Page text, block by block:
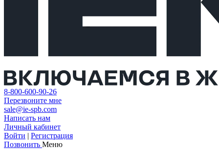
8-800-600-90-26
Перезвоните мне
sale@ie-spb.com
Написать нам
Личный кабинет
Войти | Регистрация
Позвонить Меню